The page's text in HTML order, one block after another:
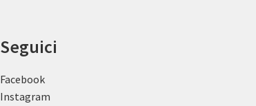
Seguici
Facebook
Instagram